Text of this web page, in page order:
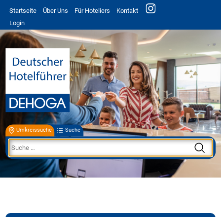
Startseite Über Uns Für Hoteliers
Kontakt
Login
Umkreissuche Suche